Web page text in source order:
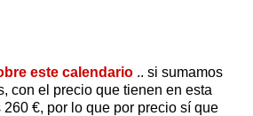
este calendario .. si sumamos
con el precio que tienen en esta
€, por lo que por precio sí que